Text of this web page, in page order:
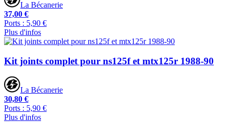
La Bécanerie
37,00 €
Ports : 5,90 €
Plus d'infos
Kit joints complet pour ns125f et mtx125r 1988-90
La Bécanerie
30,80 €
Ports : 5,90 €
Plus d'infos